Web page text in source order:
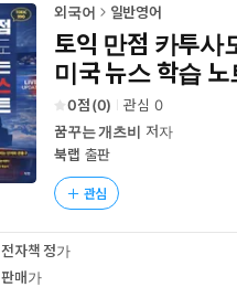
외국어 일반영어
토익 만점 카투사
미국 뉴스 학습 노
0 (0) 관심 0
꿈꾸는 개츠비 저자
북랩 출판
관심
전자책 정가
판매가